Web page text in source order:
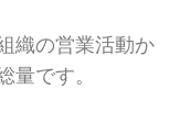
織の営業活動か
です。